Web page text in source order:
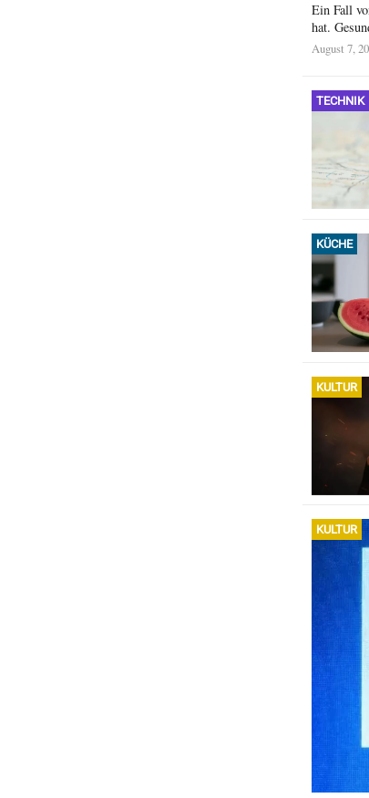
Ein Fall
hat.
August 7,
TECHNIK
KÜCHE
KULTUR
KULTUR